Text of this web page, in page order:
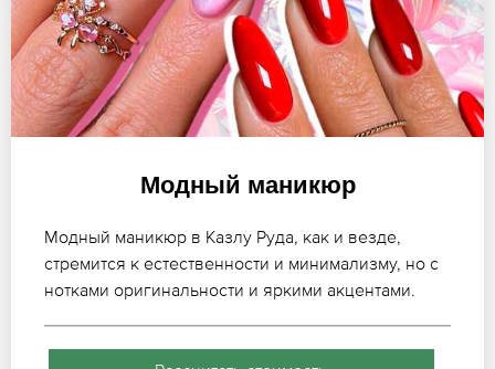
Модный маникюр
Модный маникюр в Казлу Руда, как и везде,
стремится к естественности и минимализму, но с
нотками оригинальности и яркими акцентами.